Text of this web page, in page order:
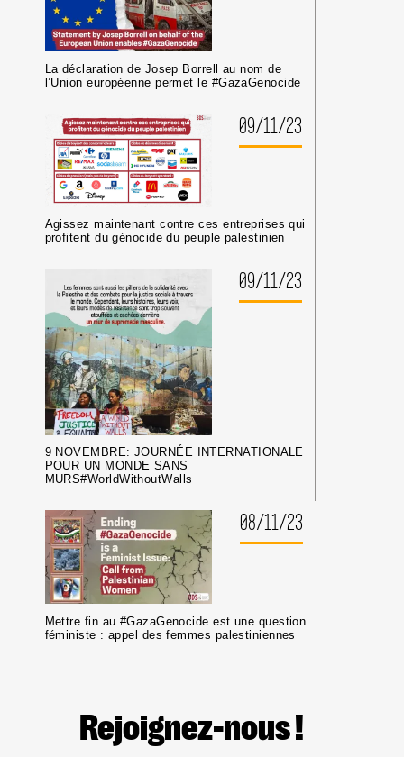
La déclaration de Josep Borrell au nom de
l’Union européenne permet le #GazaGenocide
09/11/23
Agissez maintenant contre ces entreprises qui
profitent du génocide du peuple palestinien
09/11/23
9 NOVEMBRE: JOURNÉE INTERNATIONALE
POUR UN MONDE SANS
MURS#WorldWithoutWalls
08/11/23
Mettre fin au #GazaGenocide est une question
féministe : appel des femmes palestiniennes
Rejoignez-nous !